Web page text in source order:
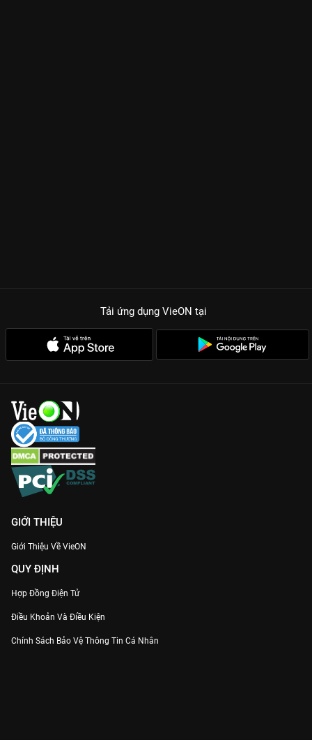
Tải ứng dụng VieON tại
GIỚI THIỆU
Giới Thiệu Về VieON
QUY ĐỊNH
Hợp Đồng Điện Tử
Điều Khoản Và Điều Kiện
Chính Sách Bảo Vệ Thông Tin Cá Nhân